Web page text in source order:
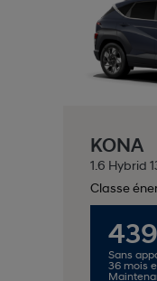
KONA
1.6 Hybrid
Classe
439
Sans
36 mois